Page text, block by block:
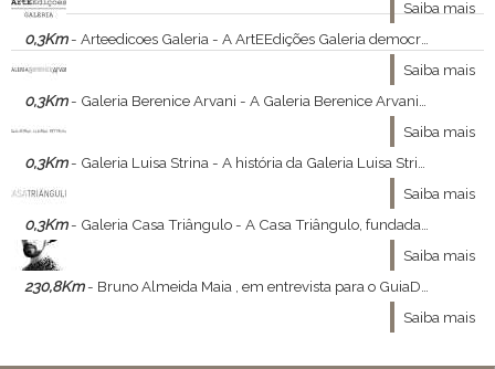
Saiba mais
0,3Km- Arteedicoes Galeria - A ArtEEdições Galeria democratiza a arte contemporânea através da comercialização de gravuras, fotografias e objetos em edições limitadas.
Saiba mais
0,3Km- Galeria Berenice Arvani - A Galeria Berenice Arvani está centrada na arte contemporânea, com foco especial nos artistas construtivos.
Saiba mais
0,3Km- Galeria Luisa Strina - A história da Galeria Luisa Strina, a mais antiga galeria de arte contemporânea de São Paulo, se mistura com a trajetória profissional de Luisa Strina.
Saiba mais
0,3Km- Galeria Casa Triângulo - A Casa Triângulo, fundada em 1988, por Ricardo Trevisan, se destaca como uma das mais importantes galerias de arte contemporâneas do Brasil.
Saiba mais
230,8Km- Bruno Almeida Maia , em entrevista para o GuiaDasArtes - Bruno Almeida Maia , ministrante do curso Constelações Visionárias , a relação entre moda , arte e filosofia nos concedeu a ótima entrevista que se segue :
Saiba mais